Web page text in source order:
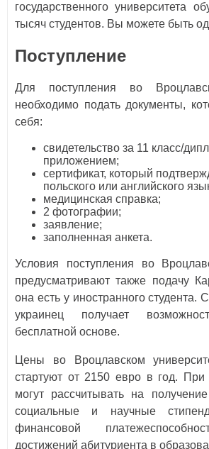
государственного университета
тысяч студентов. Вы можете быть
Поступление
Для поступления во
необходимо подать документы,
себя:
свидетельство за 11 класс/
приложением;
сертификат, который
польского или английского
медицинская справка;
2 фотографии;
заявление;
заполненная анкета.
Условия поступления во
предусматривают также подачу
она есть у иностранного студента.
украинец получает
бесплатной основе.
Цены во Вроцлавском
стартуют от 2150 евро в год. При
могут рассчитывать на
социальные и научные
финансовой
достижений абитуриента в